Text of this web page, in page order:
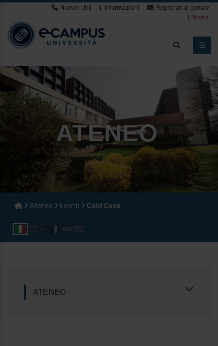
Numeri Utili Informazioni
Registrati al portale
Novità
ATENEO
Ateneo Eventi Cold Case
ATENEO